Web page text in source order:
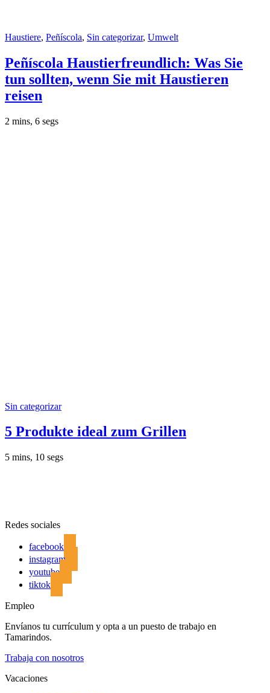
Haustiere, Peñíscola, Sin categorizar, Umwelt
Peñíscola Haustierfreundlich: Was Sie
tun sollten, wenn Sie mit Haustieren
reisen
2 mins, 6 segs
Sin categorizar
5 Produkte ideal zum Grillen
5 mins, 10 segs
Redes sociales
facebook
instagram
youtube
tiktok
Empleo
Envíanos tu currículum y opta a un puesto de trabajo en
Tamarindos.
Trabaja con nosotros
Vacaciones